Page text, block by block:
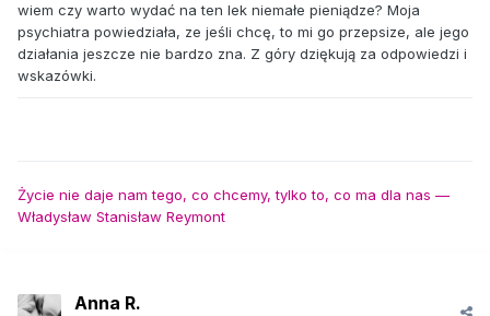
wiem czy warto wydać na ten lek niemałe pieniądze? Moja
psychiatra powiedziała, ze jeśli chcę, to mi go przepsize, ale jego
działania jeszcze nie bardzo zna. Z góry dziękują za odpowiedzi i
wskazówki.
Życie nie daje nam tego, co chcemy, tylko to, co ma dla nas —
Władysław Stanisław Reymont
Anna R.